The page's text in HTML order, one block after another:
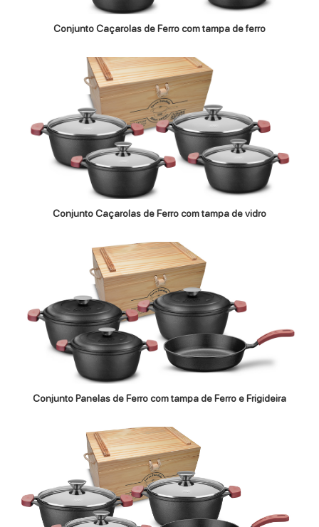
Conjunto Caçarolas de Ferro com tampa de ferro
Conjunto Caçarolas de Ferro com tampa de vidro
Conjunto Panelas de Ferro com tampa de Ferro e Frigideira